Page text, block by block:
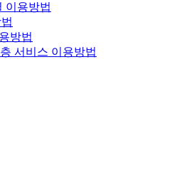
이용방법
방법
서비스 이용방법